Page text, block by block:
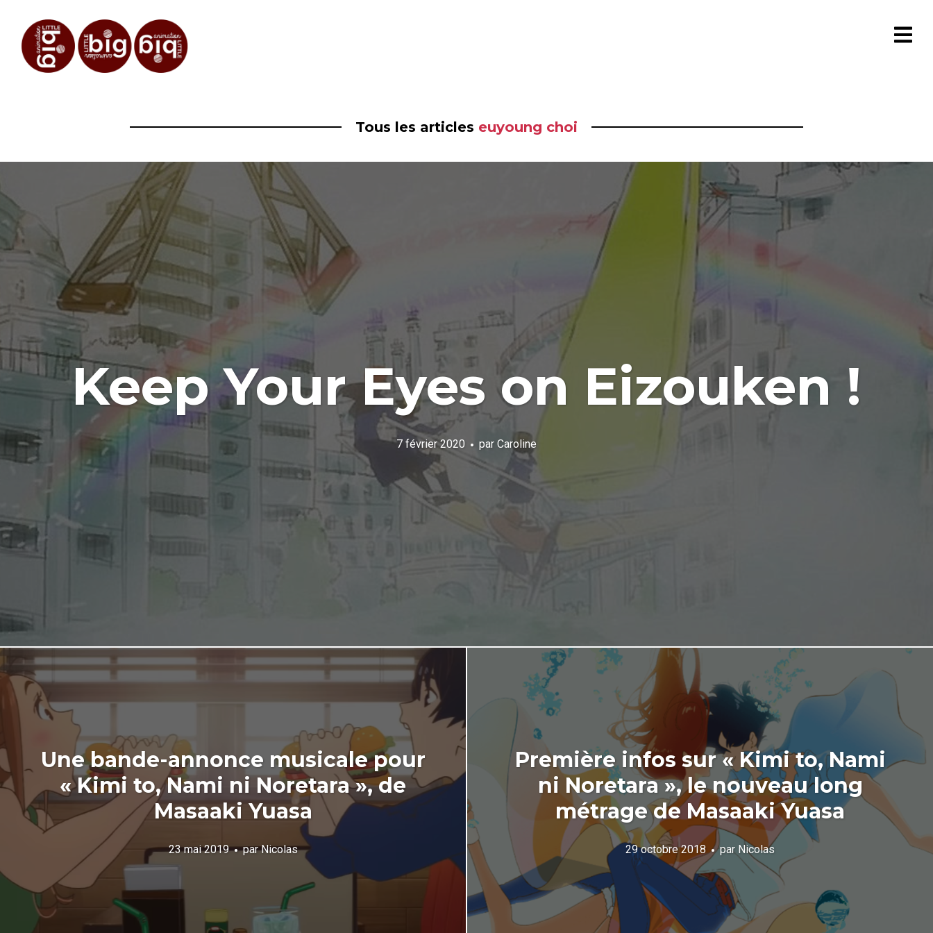
Tous les articles euyoung choi
Keep Your Eyes on Eizouken !
7 février 2020 par Caroline
Une bande-annonce musicale pour
« Kimi to, Nami ni Noretara », de
Masaaki Yuasa
23 mai 2019 parNicolas
Première infos sur « Kimi to, Nami
ni Noretara », le nouveau long
métrage de Masaaki Yuasa
29 octobre 2018 par Nicolas